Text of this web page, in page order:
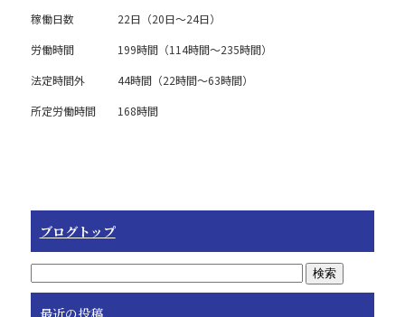
稼働日数 22日（20日～24日）
労働時間 199時間（114時間～235時間）
法定時間外 44時間（22時間～63時間）
所定労働時間 168時間
ブログトップ
最近の投稿